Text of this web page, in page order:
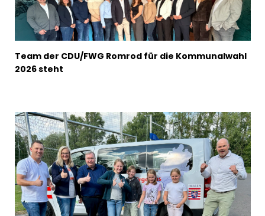
Team der CDU/FWG Romrod für die Kommunalwahl
2026 steht